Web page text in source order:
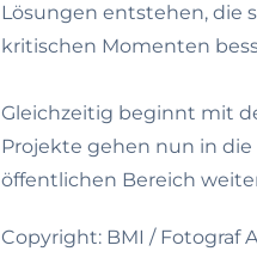
Lösungen entstehen, die
kritischen Momenten
Gleichzeitig beginnt mit
Projekte gehen nun in
öffentlichen Bereich
Copyright: BMI / Fotograf